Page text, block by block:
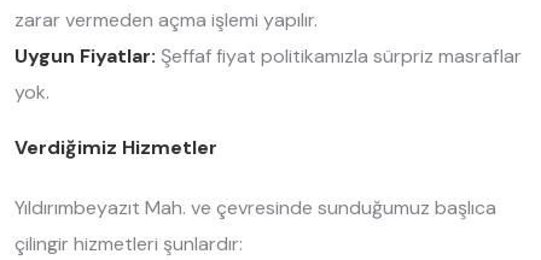
zarar vermeden açma işlemi yapılır.
Uygun Fiyatlar: Şeffaf fiyat politikamızla sürpriz masraflar
yok.
Verdiğimiz Hizmetler
Yıldırımbeyazıt Mah. ve çevresinde sunduğumuz başlıca
çilingir hizmetleri şunlardır: